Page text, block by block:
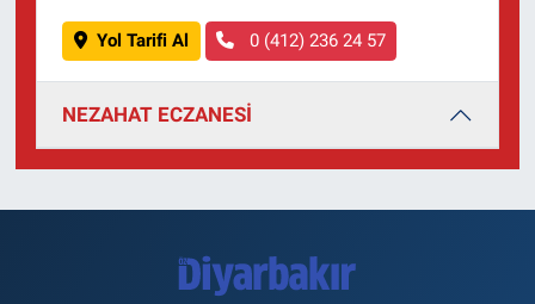
Yol Tarifi Al 0 (412) 236 24 57
NEZAHAT ECZANESİ